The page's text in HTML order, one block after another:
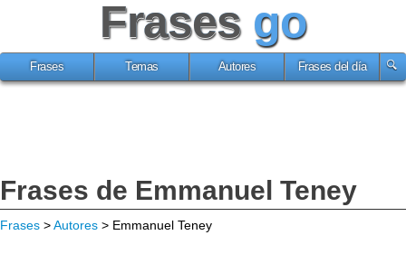
Frases go
Frases Temas Autores Frases del día
Frases de Emmanuel Teney
Frases >Autores > Emmanuel Teney